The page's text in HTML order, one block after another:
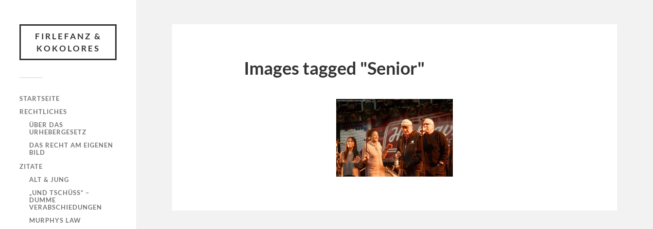
FIRLEFANZ &
KOKOLORES
STARTSEITE
RECHTLICHES
ÜBER DAS
URHEBERGESETZ
DAS RECHT AM EIGENEN
BILD
ZITATE
ALT & JUNG
„UND TSCHÜSS“ –
DUMME
VERABSCHIEDUNGEN
MURPHYS LAW
Images tagged "Senior"